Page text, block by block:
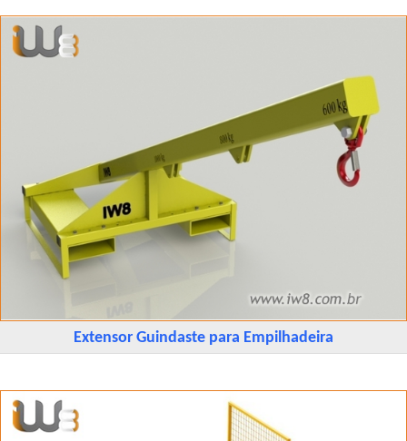
Extensor Guindaste para Empilhadeira